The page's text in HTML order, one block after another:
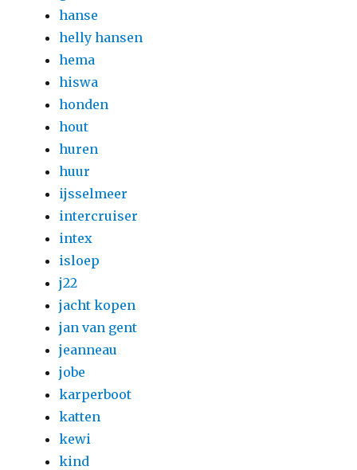
hanse
helly hansen
hema
hiswa
honden
hout
huren
huur
ijsselmeer
intercruiser
intex
isloep
j22
jacht kopen
jan van gent
jeanneau
jobe
karperboot
katten
kewi
kind